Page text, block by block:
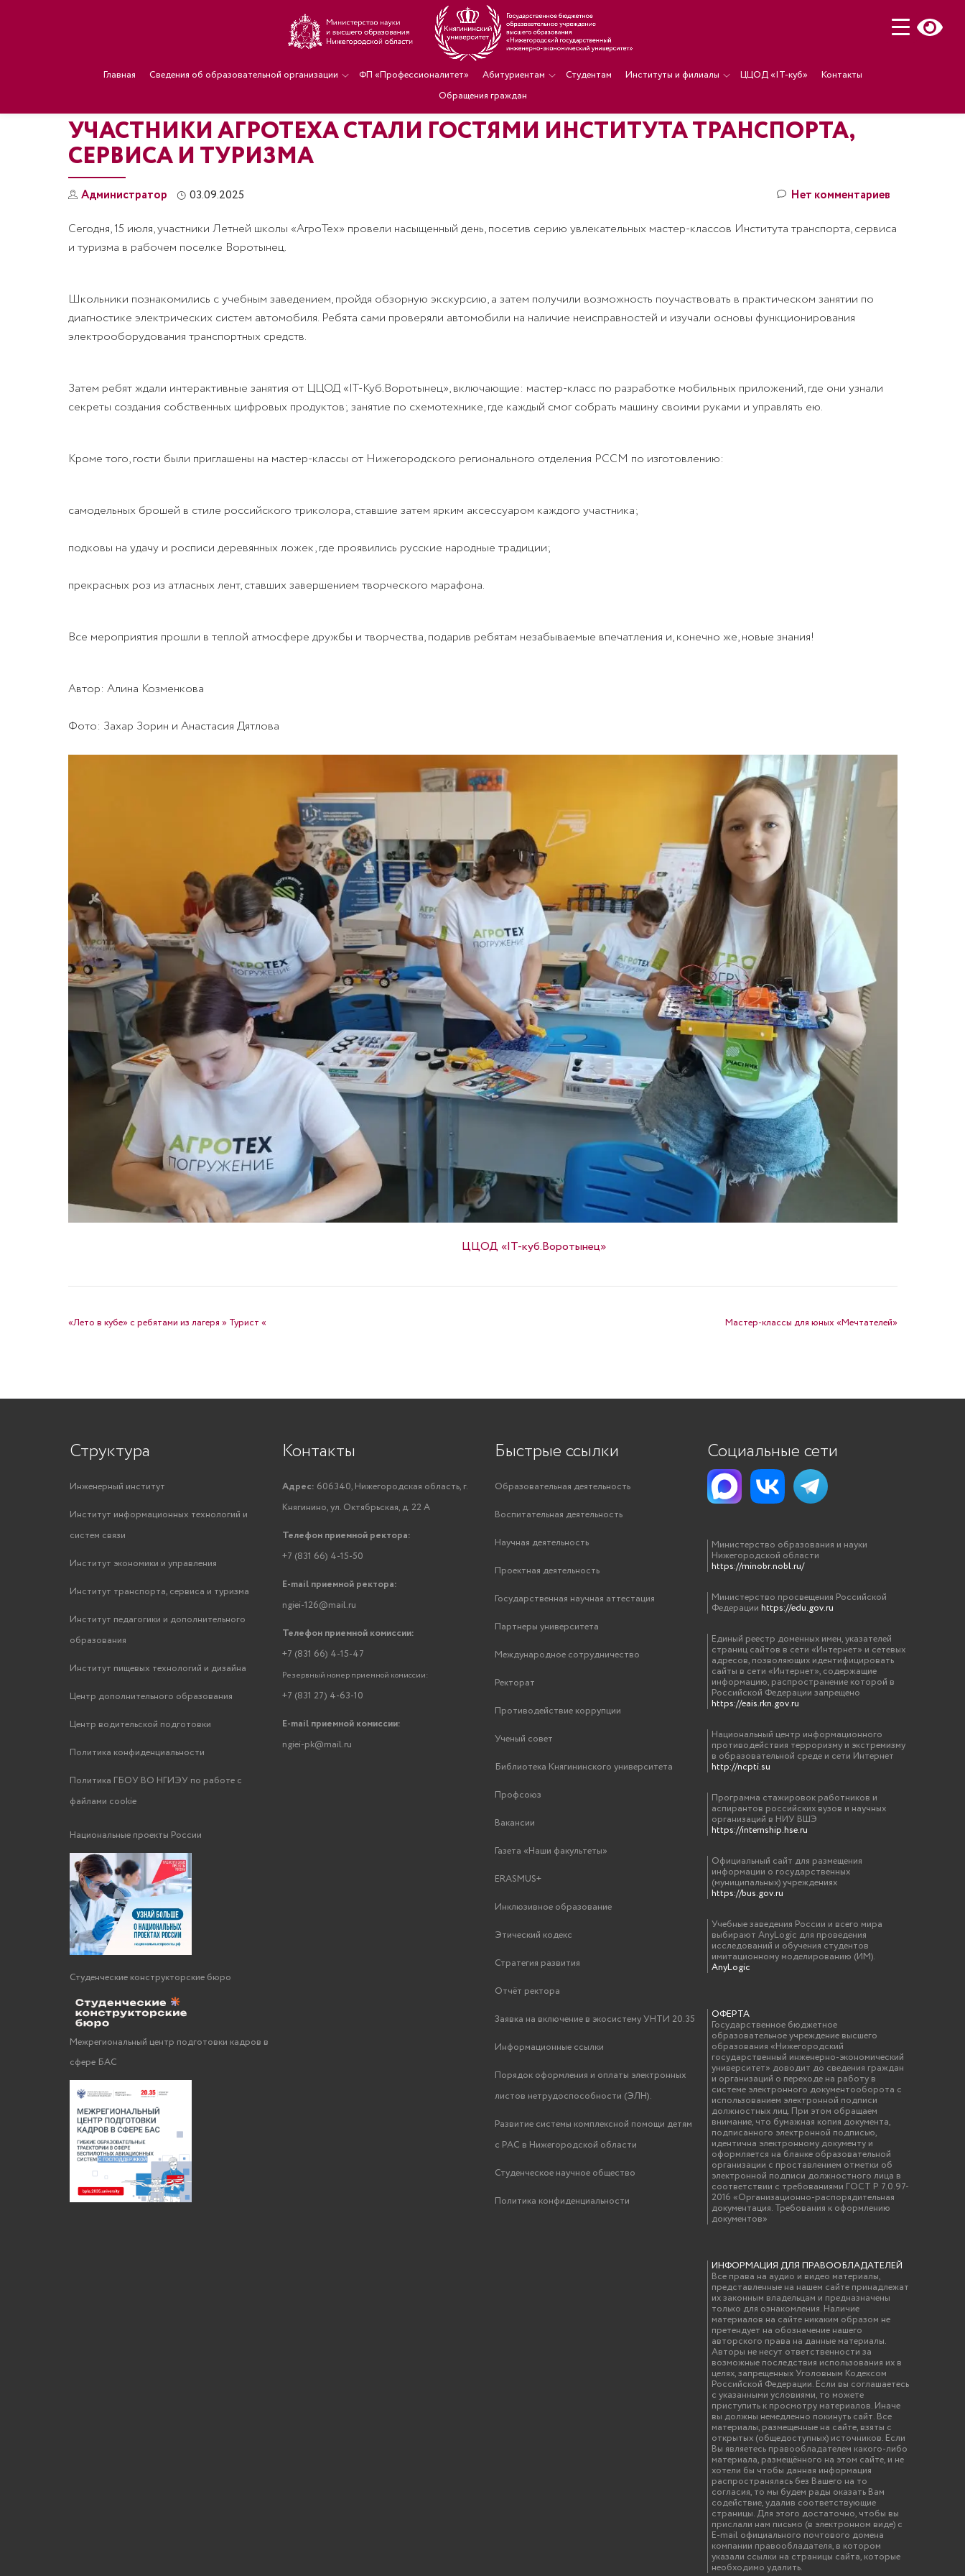
Главная Сведения об образовательной организации ФП «Профессионалитет» Абитуриентам Студентам Институты и филиалы ЦЦОД «IT-куб»
Контакты
Обращения граждан
УЧАСТНИКИ АГРОТЕХА СТАЛИ ГОСТЯМИ ИНСТИТУТА ТРАНСПОРТА,
СЕРВИСА И ТУРИЗМА
Администратор 03.09.2025 Нет комментариев
Сегодня, 15 июля, участники Летней школы «АгроТех» провели насыщенный день, посетив серию увлекательных мастер-классов Института транспорта, сервиса
и туризма в рабочем поселке Воротынец.
Школьники познакомились с учебным заведением, пройдя обзорную экскурсию, а затем получили возможность поучаствовать в практическом занятии по
диагностике электрических систем автомобиля. Ребята сами проверяли автомобили на наличие неисправностей и изучали основы функционирования
электрооборудования транспортных средств.
Затем ребят ждали интерактивные занятия от ЦЦОД «IT-Куб.Воротынец», включающие: мастер-класс по разработке мобильных приложений, где они узнали
секреты создания собственных цифровых продуктов; занятие по схемотехнике, где каждый смог собрать машину своими руками и управлять ею.
Кроме того, гости были приглашены на мастер-классы от Нижегородского регионального отделения РССМ по изготовлению:
самодельных брошей в стиле российского триколора, ставшие затем ярким аксессуаром каждого участника;
подковы на удачу и росписи деревянных ложек, где проявились русские народные традиции;
прекрасных роз из атласных лент, ставших завершением творческого марафона.
Все мероприятия прошли в теплой атмосфере дружбы и творчества, подарив ребятам незабываемые впечатления и, конечно же, новые знания!
Автор: Алина Козменкова
Фото: Захар Зорин и Анастасия Дятлова
ЦЦОД «IT-куб.Воротынец»
«Лето в кубе» с ребятами из лагеря » Турист « Мастер-классы для юных «Мечтателей»
Структура
Инженерный институт
Институт информационных технологий и
систем связи
Институт экономики и управления
Институт транспорта, сервиса и туризма
Институт педагогики и дополнительного
образования
Институт пищевых технологий и дизайна
Центр дополнительного образования
Центр водительской подготовки
Политика конфиденциальности
Политика ГБОУ ВО НГИЭУ по работе с
файлами cookie
Национальные проекты России
Студенческие конструкторские бюро
Межрегиональный центр подготовки кадров в
сфере БАС
Контакты
Адрес: 606340, Нижегородская область, г.
Княгинино, ул. Октябрьская, д. 22 А
Телефон приемной ректора:
+7 (831 66) 4-15-50
E-mail приемной ректора:
ngiei-126@mail.ru
Телефон приемной комиссии:
+7 (831 66) 4-15-47
Резервный номер приемной комиссии:
+7 (831 27) 4-63-10
E-mail приемной комиссии:
ngiei-pk@mail.ru
Быстрые ссылки
Образовательная деятельность
Воспитательная деятельность
Научная деятельность
Проектная деятельность
Государственная научная аттестация
Партнеры университета
Международное сотрудничество
Ректорат
Противодействие коррупции
Ученый совет
Библиотека Княгининского университета
Профсоюз
Вакансии
Газета «Наши факультеты»
ERASMUS+
Инклюзивное образование
Этический кодекс
Стратегия развития
Отчёт ректора
Заявка на включение в экосистему УНТИ 20.35
Информационные ссылки
Порядок оформления и оплаты электронных
листов нетрудоспособности (ЭЛН).
Развитие системы комплексной помощи детям
с РАС в Нижегородской области
Студенческое научное общество
Политика конфиденциальности
Социальные сети
Министерство образования и науки
Нижегородской области
https://minobr.nobl.ru/
Министерство просвещения Российской
Федерации https://edu.gov.ru
Единый реестр доменных имен, указателей
страниц сайтов в сети «Интернет» и сетевых
адресов, позволяющих идентифицировать
сайты в сети «Интернет», содержащие
информацию, распространение которой в
Российской Федерации запрещено
https://eais.rkn.gov.ru
Национальный центр информационного
противодействия терроризму и экстремизму
в образовательной среде и сети Интернет
http://ncpti.su
Программа стажировок работников и
аспирантов российских вузов и научных
организаций в НИУ ВШЭ
https://internship.hse.ru
Официальный сайт для размещения
информации о государственных
(муниципальных) учреждениях
https://bus.gov.ru
Учебные заведения России и всего мира
выбирают AnyLogic для проведения
исследований и обучения студентов
имитационному моделированию (ИМ).
AnyLogic
ОФЕРТА
Государственное бюджетное
образовательное учреждение высшего
образования «Нижегородский
государственный инженерно-экономический
университет» доводит до сведения граждан
и организаций о переходе на работу в
системе электронного документооборота с
использованием электронной подписи
должностных лиц. При этом обращаем
внимание, что бумажная копия документа,
подписанного электронной подписью,
идентична электронному документу и
оформляется на бланке образовательной
организации с проставлением отметки об
электронной подписи должностного лица в
соответствии с требованиями ГОСТ Р 7.0.97-
2016 «Организационно-распорядительная
документация. Требования к оформлению
документов»
ИНФОРМАЦИЯ ДЛЯ ПРАВООБЛАДАТЕЛЕЙ
Все права на аудио и видео материалы,
представленные на нашем сайте принадлежат
их законным владельцам и предназначены
только для ознакомления. Наличие
материалов на сайте никаким образом не
претендует на обозначение нашего
авторского права на данные материалы.
Авторы не несут ответственности за
возможные последствия использования их в
целях, запрещенных Уголовным Кодексом
Российской Федерации. Если вы соглашаетесь
с указанными условиями, то можете
приступить к просмотру материалов. Иначе
вы должны немедленно покинуть сайт. Все
материалы, размещенные на сайте, взяты с
открытых (общедоступных) источников. Если
Вы являетесь правообладателем какого-либо
материала, размещённого на этом сайте, и не
хотели бы чтобы данная информация
распространялась без Вашего на то
согласия, то мы будем рады оказать Вам
содействие, удалив соответствующие
страницы. Для этого достаточно, чтобы вы
прислали нам письмо (в электронном виде) с
E-mail официального почтового домена
компании правообладателя, в котором
указали ссылки на страницы сайта, которые
необходимо удалить.